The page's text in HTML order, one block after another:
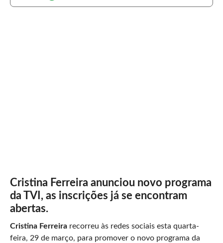
Cristina Ferreira anunciou novo programa
da TVI, as inscrições já se encontram
abertas.
Cristina Ferreirarecorreu às redes sociais esta quarta-
feira, 29 de março, para promover o novo programa da